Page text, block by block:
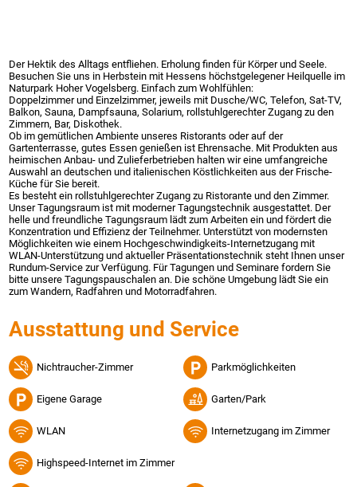
Ausstattung und Service
Nichtraucher-Zimmer Parkmöglichkeiten
Eigene Garage Garten/Park
WLAN Internetzugang im Zimmer
Highspeed-Internet im Zimmer
Der Hektik des Alltags entfliehen. Erholung finden für Körper und Seele.
Besuchen Sie uns in Herbstein mit Hessens höchstgelegener Heilquelle im
Naturpark Hoher Vogelsberg. Einfach zum Wohlfühlen:
Doppelzimmer und Einzelzimmer, jeweils mit Dusche/WC, Telefon, Sat-TV,
Balkon, Sauna, Dampfsauna, Solarium, rollstuhlgerechter Zugang zu den
Zimmern, Bar, Diskothek.
Ob im gemütlichen Ambiente unseres Ristorants oder auf der
Gartenterrasse, gutes Essen genießen ist Ehrensache. Mit Produkten aus
heimischen Anbau- und Zulieferbetrieben halten wir eine umfangreiche
Auswahl an deutschen und italienischen Köstlichkeiten aus der Frische-
Küche für Sie bereit.
Es besteht ein rollstuhlgerechter Zugang zu Ristorante und den Zimmer.
Unser Tagungsraum ist mit moderner Tagungstechnik ausgestattet. Der
helle und freundliche Tagungsraum lädt zum Arbeiten ein und fördert die
Konzentration und Effizienz der Teilnehmer. Unterstützt von modernsten
Möglichkeiten wie einem Hochgeschwindigkeits-Internetzugang mit
WLAN-Unterstützung und aktueller Präsentationstechnik steht Ihnen unser
Rundum-Service zur Verfügung. Für Tagungen und Seminare fordern Sie
bitte unsere Tagungspauschalen an. Die schöne Umgebung lädt Sie ein
zum Wandern, Radfahren und Motorradfahren.